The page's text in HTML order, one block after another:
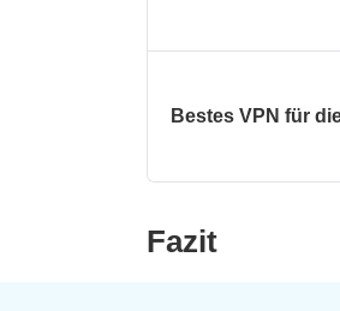
Bestes VPN für
Fazit